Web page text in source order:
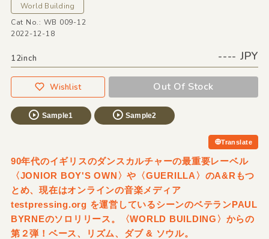
World Building
Cat No.: WB 009-12
2022-12-18
12inch ---- JPY
Wishlist Out Of Stock
Sample1 Sample2
Translate
90年代のイギリスのダンスカルチャーの最重要レーベル
〈JONIOR BOY'S OWN〉や〈GUERILLA〉のA&Rもつ
とめ、現在はオンラインの音楽メディア
testpressing.org を運営しているシーンのベテランPAUL
BYRNEのソロリリース。〈WORLD BUILDING〉からの
第２弾！ベース、リズム、ダブ & ソウル。